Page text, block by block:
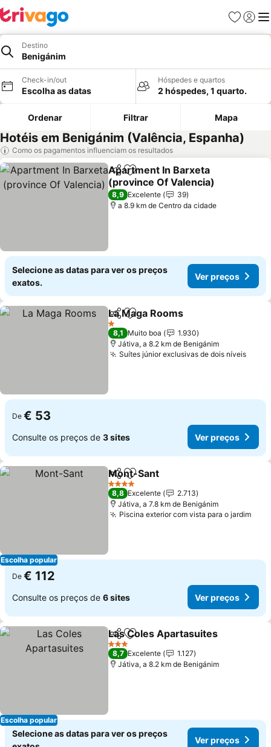
Favoritos
Iniciar
Destino
Benigánim
Check-in/out
Escolha as datas
Hóspedes e quartos
2 hóspedes, 1 quarto.
Ordenar Filtrar Mapa
Hotéis em Benigánim (Valência, Espanha)
Como os pagamentos influenciam os resultados
PartilharAdicionar aos favoritos
Apartment In Barxeta
(province Of Valencia)
8,9 Excelente
39
a 8.9 km de Centro da cidade
Selecione as datas para ver os preços
exatos.
Ver preços
PartilharAdicionar aos favoritos
La Maga Rooms
1 Estrelas
8,1 Muito boa
1.930
Játiva, a 8.2 km de Benigánim
Suítes júnior exclusivas de dois níveis
De € 53
Consulte os preços de 3 sites Ver preços
Escolha popular
PartilharAdicionar aos favoritos
Mont-Sant
4 Estrelas
8,8 Excelente
2.713
Játiva, a 7.8 km de Benigánim
Piscina exterior com vista para o jardim
De € 112
Consulte os preços de 6 sites Ver preços
Escolha popular
PartilharAdicionar aos favoritos
Las Coles Apartasuites
3 Estrelas
8,7 Excelente
1.127
Játiva, a 8.2 km de Benigánim
Selecione as datas para ver os preços
Ver preços